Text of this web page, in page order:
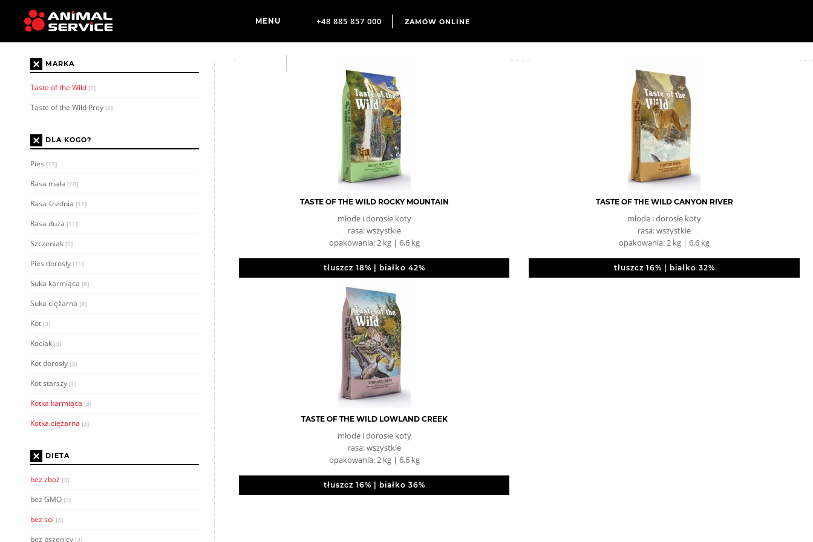
+48 885 857 000 ZAMÓW ONLINE
× MARKA
Taste of the Wild [3]
Taste of the Wild Prey [2]
× DLA KOGO?
Pies [13]
Rasa mała [10]
Rasa średnia [11]
Rasa duża [11]
Szczeniak [5]
Pies dorosły [11]
Suka karmiąca [8]
Suka ciężarna [8]
Kot [3]
Kociak [3]
Kot dorosły [3]
Kot starszy [1]
Kotka karmiąca [3]
Kotka ciężarna [3]
× DIETA
bez zboż [3]
bez GMO [3]
bez soi [3]
bez pszenicy [3]
TASTE OF THE WILD ROCKY MOUNTAIN
młode i dorosłe koty
rasa: wszystkie
opakowania: 2 kg | 6,6 kg
tłuszcz 18% | białko 42%
TASTE OF THE WILD CANYON RIVER
młode i dorosłe koty
rasa: wszystkie
opakowania: 2 kg | 6,6 kg
tłuszcz 16% | białko 32%
TASTE OF THE WILD LOWLAND CREEK
młode i dorosłe koty
rasa: wszystkie
opakowania: 2 kg | 6,6 kg
tłuszcz 16% | białko 36%